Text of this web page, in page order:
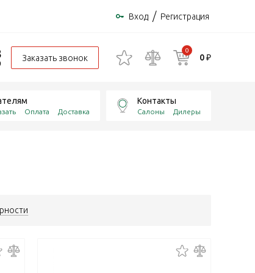
Вход / Регистрация
Заказать звонок
0
0 ₽
Оплата Доставка
Контакты
Салоны Дилеры